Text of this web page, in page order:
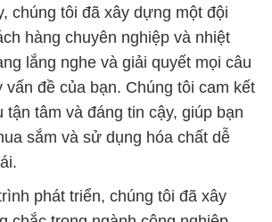
chúng tôi đã xây dựng một đội
hàng chuyên nghiệp và nhiệt
lắng nghe và giải quyết mọi câu
vấn đề của bạn. Chúng tôi cam kết
tận tâm và đáng tin cậy, giúp bạn
sắm và sử dụng hóa chất dễ
phát triển, chúng tôi đã xây